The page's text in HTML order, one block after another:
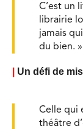
C’est un
librairie
jamais
du bien. »
Un défi de
Celle qui
théâtre